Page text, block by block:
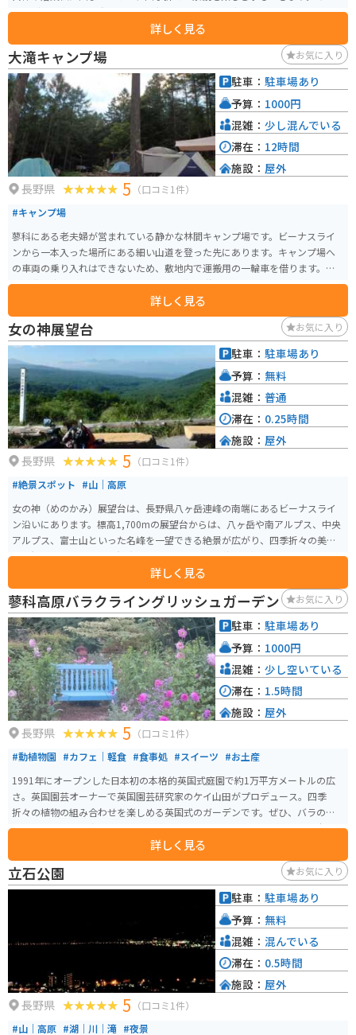
リングの途中で体を動かすために無料の彫刻公園を歩くのも良いですし、個
性的な彫刻を探すのも楽しいです。蓼科湖周辺は観光スポットも多く、近く
にお店も沢山ありますので、食後にゆっくり過ごす場所としてもぴったりで
す。
詳しく見る
大滝キャンプ場 お気に入り
長野県 5 （口コミ1件）
#キャンプ場
蓼科にある老夫婦が営まれている静かな林間キャンプ場です。ビーナスライ
ンから一本入った場所にある細い山道を登った先にあります。キャンプ場へ
の車両の乗り入れはできないため、敷地内で運搬用の一輪車を借ります。ゴ
ザの貸し出しがあるため、荷物置き場や靴を脱いでまったりするなどとても
助かります。リピーターの方が多いという噂通り、管理人のご夫婦の雰囲気
がとても良く、また夜も静かなため蓼科の自然を満喫できます。
詳しく見る
駐車： 駐車場あり
予算： 1000円
混雑： 少し混んでいる
滞在： 12時間
施設： 屋外
女の神展望台 お気に入り
長野県 5 （口コミ1件）
#絶景スポット #山｜高原
女の神（めのかみ）展望台は、長野県八ヶ岳連峰の南端にあるビーナスライ
ン沿いにあります。標高1,700mの展望台からは、八ヶ岳や南アルプス、中央
アルプス、富士山といった名峰を一望できる絶景が広がり、四季折々の美し
い景観が楽しめる人気の観光スポットです。特に秋には紅葉が美しく、冬に
好です。周辺にはハイキングコースも整備されており、自然散策や撮影を楽
しむことができます。また、近くには蓼科高原や白樺湖といった観光地もあ
り、ドライブやツーリングの途中で立ち寄るのにも最適な場所です。トイレ
や自動販売機はないので、単純に展望台だけとなります。
詳しく見る
駐車： 駐車場あり
予算： 無料
混雑： 普通
滞在： 0.25時間
施設： 屋外
蓼科高原バラクライングリッシュガーデン お気に入り
長野県 5 （口コミ1件）
#動植物園 #カフェ｜軽食 #食事処 #スイーツ #お土産
1991年にオープンした日本初の本格的英国式庭園で約1万平方メートルの広
さ。英国園芸オーナーで英国園芸研究家のケイ山田がプロデュース。四季
折々の植物の組み合わせを楽しめる英国式のガーデンです。ぜひ、バラのシ
ーズン以外にもお出かけ下さい。植物の葉と葉の組み合わせが奏でる、本物
のイングリッシュガーデンでの楽しみ方がおわかりになるかと思います。 小
鳥のさえずりに耳を傾け、花々の香りを感じながら葉影からこぼれ落ちる光
の中をゆっくりと歩きましょう。癒しと安らぎの空間がここ蓼科高原にあり
ます。本格的な英国庭園は週ごとに表情を変え、5,000種類をこえる植物コレ
クションは一年を通じて様々な魅力でお楽しみいただけます。
詳しく見る
駐車： 駐車場あり
予算： 1000円
混雑： 少し空いている
滞在： 1.5時間
施設： 屋外
立石公園 お気に入り
長野県 5 （口コミ1件）
#山｜高原 #湖｜川｜滝 #夜景
駐車： 駐車場あり
予算： 無料
混雑： 混んでいる
滞在： 0.5時間
施設： 屋外